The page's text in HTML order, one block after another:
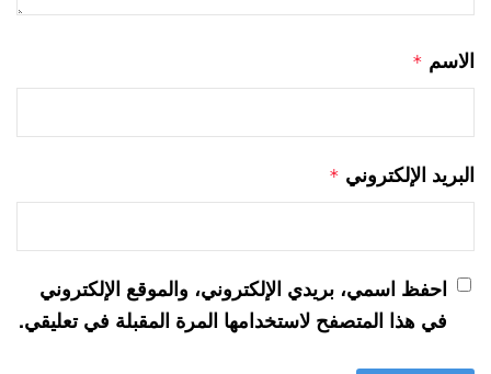
الاسم *
البريد الإلكتروني *
احفظ اسمي، بريدي الإلكتروني، والموقع الإلكتروني
في هذا المتصفح لاستخدامها المرة المقبلة في تعليقي.